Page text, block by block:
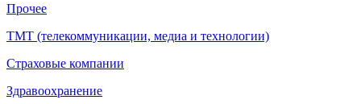
Прочее
ТМТ (телекоммуникации, медиа и технологии)
Страховые компании
Здравоохранение